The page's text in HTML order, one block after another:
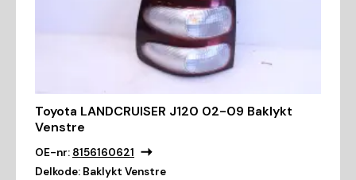
Toyota LANDCRUISER J120 02-09 Baklykt
Venstre
OE-nr: 8156160621
Delkode: Baklykt Venstre